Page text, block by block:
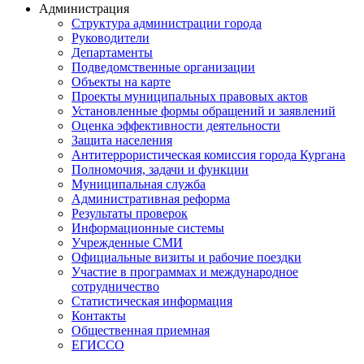
Администрация
Структура администрации города
Руководители
Департаменты
Подведомственные организации
Объекты на карте
Проекты муниципальных правовых актов
Установленные формы обращений и заявлений
Оценка эффективности деятельности
Защита населения
Антитеррористическая комиссия города Кургана
Полномочия, задачи и функции
Муниципальная служба
Административная реформа
Результаты проверок
Информационные системы
Учрежденные СМИ
Официальные визиты и рабочие поездки
Участие в программах и международное
сотрудничество
Статистическая информация
Контакты
Общественная приемная
ЕГИССО